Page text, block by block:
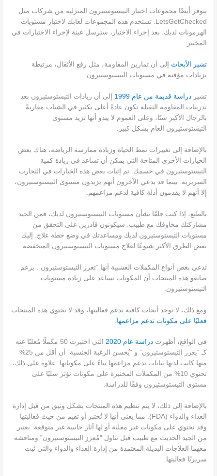
تتوفر أيضًا مجموعات اختبار التيستوستيرون المنزلية من شركات مثل
LetsGetChecked. تستخدم هذه المجموعات لعابك لاختبار مستويات
الهرمونات لديك. بعد إجراء الاختبار، سترسل عينة لإجراء الاختبارات في
المختبر.
تشير الأبحاث إلى أن تمارين المقاومة، مثل رفع الأثقال، مرتبطة
بزيادات مؤقتة في مستويات التيستوستيرون.
تشيردراسة قديمة من عام 1999
إلى أن زيادات التيستوستيرون بعد
تدريبات المقاومة الثقيلة تكون عادةً أعلى بكثير في الشباب مقارنةً
بالرجال الأكبر سنًا، وعلى العموم لا يبدو أنها تزيد مستوى
التيستوستيرون العام بشكل كبير.
بالإضافة إلى تغييرات نمط الحياة وزيادة ممارسة الرياضة، هناك بعض
الخيارات الأخرى المتاحة التي يمكن أن تساعد في زيادة كمية
التيستوستيرون في جسمك. تم إثبات بعض هذه الخيارات في التجارب
السريرية. بينما قد يدعي الآخرون أنهم يزيدون مستوى التيستوستيرون،
إلا أنهم لا يقدمون أدلة كافية لدعم مزاعمهم.
بالطبع، إذا كنت قلقًا بشأن مستويات التيستوستيرون لديك، فمن الجيد
مشاركتك مخاوفك مع طبيب. سيكونون قادرين على التحقق من
مستويات التيستوستيرون لديك ومساعدتك في وضع خطة علاج. إليك
بعض الطرق الأكثر شيوعًا لعلاج مستويات التيستوستيرون المنخفضة.
تدعي بعض أنواع المكملات العشبية أنها “تعزز التيستوستيرون”. يزعم
صانعو هذه المنتجات أن المكونات تساعد على زيادة مستويات
التيستوستيرون.
ومع ذلك، لا توجد أبحاث كافية تدعم فعاليتها، وقد لا تحتوي هذه المنتجات
فعليًا على مكونات تدعم مزاعمها
في الواقع، أظهرتدراسة عام 2020
التي اختبرت 50 مكملًا مُعلنًا عنه
كـ “يعزز التيستوستيرون” و “يُحسن الرغبة الجنسية” أن أقل من 25%
منها كانت لديها بيانات تدعم مزاعمها بناءً على مكوناتها. علاوة على ذلك،
تحتوي 10% من المكملات المختبرة على مكونات تؤثر سلبًا على
مستوى التيستوستيرون وفقًا للدراسة.
بالإضافة إلى ذلك، لا يتم تنظيم هذه المنتجات بشكل وثيق من قبل إدارة
الغذاء والدواء (FDA). مما يعني أنها لا تُختبر أو تقيم من حيث فعاليتها
وقد تحتوي على مكونات غير معلنة أو لها آثار جانبية غير متوقعة. يعتبر
من الجيد الحديث مع طبيب قبل تناول “مُعزز التيستوستيرون” ومناقشة
معهما العلاجات البديلة المعتمدة من إدارة الغذاء والدواء والتي ثبت
سريريًا فعاليتها.